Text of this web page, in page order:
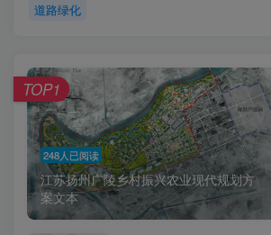
道路绿化
248人已阅读
江苏扬州广陵乡村振兴农业现代规划方
案文本
TOP1